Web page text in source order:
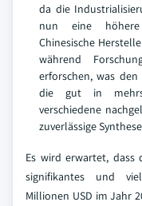
da die
nun eine höhere
Chinesische
während
erforschen, was
die gut in
verschiedene
zuverlässige
Es wird erwartet, dass
signifikantes und
Millionen USD im Jahr